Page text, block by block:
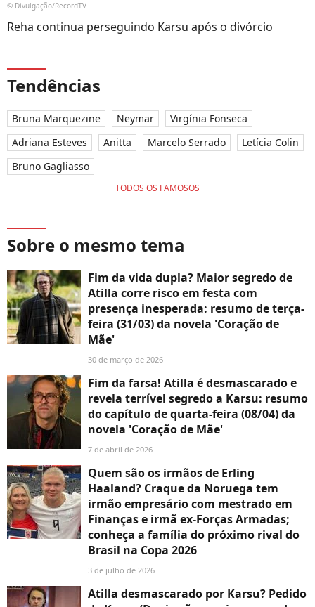
© Divulgação/RecordTV
Reha continua perseguindo Karsu após o divórcio
Tendências
Bruna Marquezine Neymar
Virgínia Fonseca
Adriana Esteves
Anitta Marcelo Serrado
Letícia Colin
Bruno Gagliasso
TODOS OS FAMOSOS
Sobre o mesmo tema
Fim da vida dupla? Maior segredo de
Atilla corre risco em festa com
presença inesperada: resumo de terça-
feira (31/03) da novela 'Coração de
Mãe'
30 de março de 2026
Fim da farsa! Atilla é desmascarado e
revela terrível segredo a Karsu: resumo
do capítulo de quarta-feira (08/04) da
novela 'Coração de Mãe'
7 de abril de 2026
Quem são os irmãos de Erling
Haaland? Craque da Noruega tem
irmão empresário com mestrado em
Finanças e irmã ex-Forças Armadas;
conheça a família do próximo rival do
Brasil na Copa 2026
3 de julho de 2026
Atilla desmascarado por Karsu? Pedido